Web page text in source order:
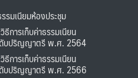
มเนียมห้องประชุม
การเก็บค่าธรรมเนียน
ดับปริญญาตรี พ.ศ. 2564
การเก็บค่าธรรมเนียน
ดับปริญญาตรี พ.ศ. 2566